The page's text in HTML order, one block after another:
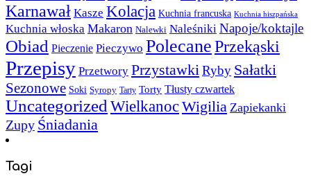
Karnawał Kasze Kolacja Kuchnia francuska Kuchnia hiszpańska
Kuchnia włoska Makaron Nalewki Naleśniki Napoje/koktajle
Obiad Pieczenie Pieczywo PolecanePrzekąski
Przepisy Przetwory PrzystawkiRyby Sałatki
Sezonowe Soki Syropy Tarty Torty Tłusty czwartek
Uncategorized WielkanocWigilia Zapiekanki
Zupy Śniadania
Tagi